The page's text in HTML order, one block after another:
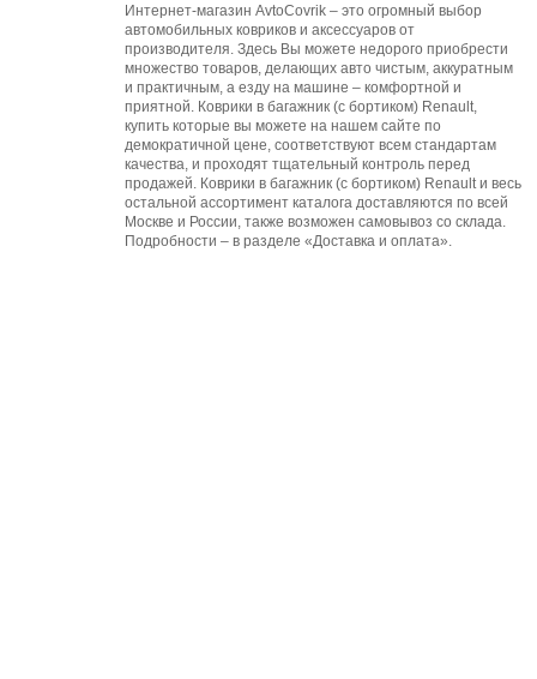
Интернет-магазин AvtoCovrik – это огромный выбор
автомобильных ковриков и аксессуаров от
производителя. Здесь Вы можете недорого приобрести
множество товаров, делающих авто чистым, аккуратным
и практичным, а езду на машине – комфортной и
приятной. Коврики в багажник (с бортиком) Renault,
купить которые вы можете на нашем сайте по
демократичной цене, соответствуют всем стандартам
качества, и проходят тщательный контроль перед
продажей. Коврики в багажник (с бортиком) Renault и весь
остальной ассортимент каталога доставляются по всей
Москве и России, также возможен самовывоз со склада.
Подробности – в разделе «Доставка и оплата».